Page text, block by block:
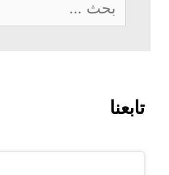
عن:
تابعنا